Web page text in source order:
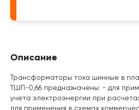
Описание
Трансформаторы тока шинные в
ТШП-0,66 предназначены: - для
учета электроэнергии при
для применения в схемах